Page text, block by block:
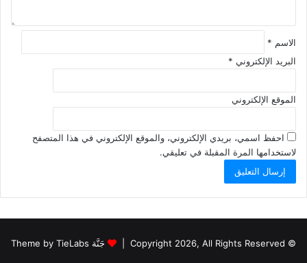
الاسم *
البريد الإلكتروني *
الموقع الإلكتروني
احفظ اسمي، بريدي الإلكتروني، والموقع الإلكتروني في هذا المتصفح
لاستخدامها المرة المقبلة في تعليقي.
© Copyright 2026, All Rights Reserved | جَنَّة Theme by TieLabs